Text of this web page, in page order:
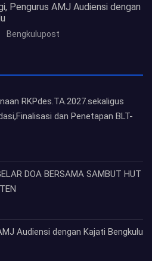
Pengurus AMJ Audiensi dengan
Bengkulupost
RKPdes.TA.2027.sekaligus
dan Penetapan BLT-
DOA BERSAMA SAMBUT HUT
Audiensi dengan Kajati Bengkulu